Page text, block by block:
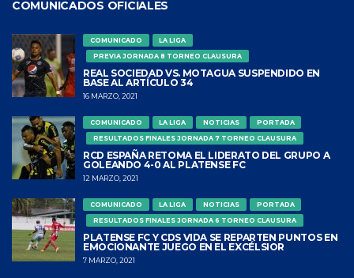
COMUNICADOS OFICIALES
COMUNICADO
LA LIGA
PREVIA JORNADA 8 TORNEO CLAUSURA
REAL SOCIEDAD VS. MOTAGUA SUSPENDIDO EN
BASE AL ARTÍCULO 34
16 MARZO, 2021
COMUNICADO LA LIGA NOTICIAS
PORTADA
RESULTADOS FINALES JORNADA 7 TORNEO CLAUSURA
RCD ESPAÑA RETOMA EL LIDERATO DEL GRUPO A
GOLEANDO 4-0 AL PLATENSE FC
12 MARZO, 2021
COMUNICADO LA LIGA NOTICIAS
PORTADA
RESULTADOS FINALES JORNADA 6 TORNEO CLAUSURA
PLATENSE FC Y CDS VIDA SE REPARTEN PUNTOS EN
EMOCIONANTE JUEGO EN EL EXCÉLSIOR
7 MARZO, 2021